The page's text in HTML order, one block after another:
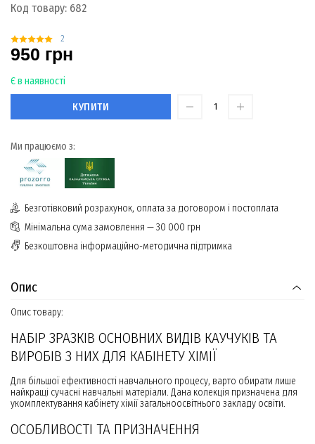
Код товару: 682
2
950 грн
Є в наявності
КУПИТИ
Ми працюємо з:
Безготівковий розрахунок, оплата за договором і постоплата
Мінімальна сума замовлення — 30 000 грн
Безкоштовна інформаційно-методична підтримка
Опис
Опис товару:
НАБІР ЗРАЗКІВ ОСНОВНИХ ВИДІВ КАУЧУКІВ ТА
ВИРОБІВ З НИХ ДЛЯ КАБІНЕТУ ХІМІЇ
Для більшої ефективності навчального процесу, варто обирати лише
найкращі сучасні навчальні матеріали. Дана колекція призначена для
укомплектування кабінету хімії загальноосвітнього закладу освіти.
ОСОБЛИВОСТІ ТА ПРИЗНАЧЕННЯ